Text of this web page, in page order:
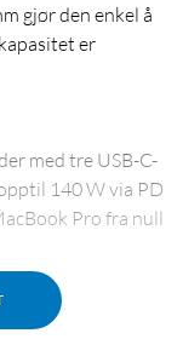
gjør den enkel å
er
med tre USB-C-
140 W via PD
Pro fra null